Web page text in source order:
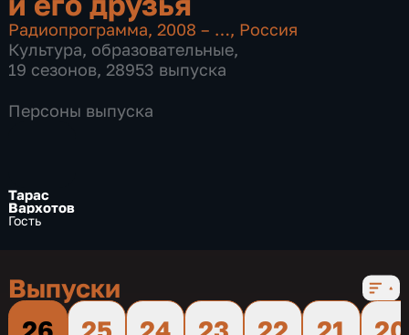
Радиопрограмма,2008 – …, Россия
Культура, образовательные,
19 сезонов, 28953 выпуска
Персоны выпуска
Тарас
Вархотов
Гость
Выпуски